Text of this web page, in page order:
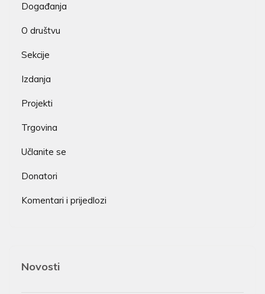
Događanja
O društvu
Sekcije
Izdanja
Projekti
Trgovina
Učlanite se
Donatori
Komentari i prijedlozi
Novosti